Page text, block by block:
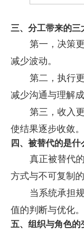
三、分工带来的三
第一，决策
减少波动。
第二，执行
减少沟通与理解成
第三，收入
使结果逐步收敛。
四、被替代的是什
真正被替代
方式与不可复制的
当系统承担
值的判断与优化。
五、组织与角色的